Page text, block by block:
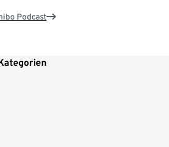
Podcast